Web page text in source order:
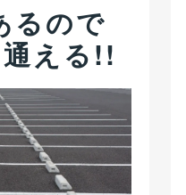
るので
える!!